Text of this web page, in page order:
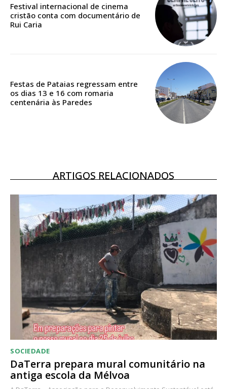
DIGITAL ANUAL
Acesso ao conteúdo online
Acesso aos conteúdos Exclusivos para
Festival internacional de cinema
cristão conta com documentário de
Rui Caria
Festas de Pataias regressam entre
os dias 13 e 16 com romaria
centenária às Paredes
ARTIGOS RELACIONADOS
SOCIEDADE
DaTerra prepara mural comunitário na
antiga escola da Mélvoa